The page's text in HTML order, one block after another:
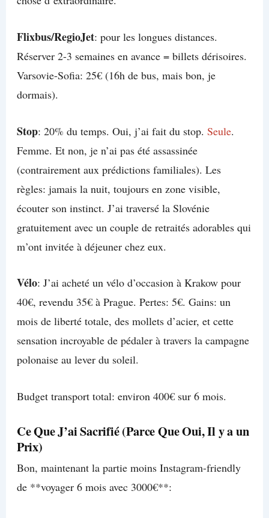
Flixbus/RegioJet: pour les longues distances.
Réserver 2-3 semaines en avance = billets dérisoires.
Varsovie-Sofia: 25€ (16h de bus, mais bon, je
dormais).
Stop: 20% du temps. Oui, j’ai fait du stop. Seule.
Femme. Et non, je n’ai pas été assassinée
(contrairement aux prédictions familiales). Les
règles: jamais la nuit, toujours en zone visible,
écouter son instinct. J’ai traversé la Slovénie
gratuitement avec un couple de retraités adorables qui
m’ont invitée à déjeuner chez eux.
Vélo: J’ai acheté un vélo d’occasion à Krakow pour
40€, revendu 35€ à Prague. Pertes: 5€. Gains: un
mois de liberté totale, des mollets d’acier, et cette
sensation incroyable de pédaler à travers la campagne
polonaise au lever du soleil.
Budget transport total: environ 400€ sur 6 mois.
Ce Que J’ai Sacrifié (Parce Que Oui, Il y a un
Prix)
Bon, maintenant la partie moins Instagram-friendly
de **voyager 6 mois avec 3000€**: